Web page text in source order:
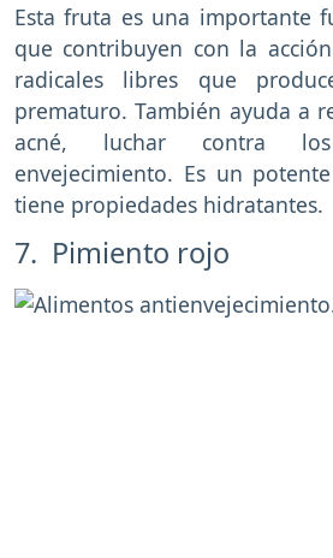
Esta fruta es una importante
que contribuyen con la
radicales libres que
prematuro. También ayuda a
acné, luchar contra
envejecimiento. Es un
tiene propiedades hidratantes.
7. Pimiento rojo